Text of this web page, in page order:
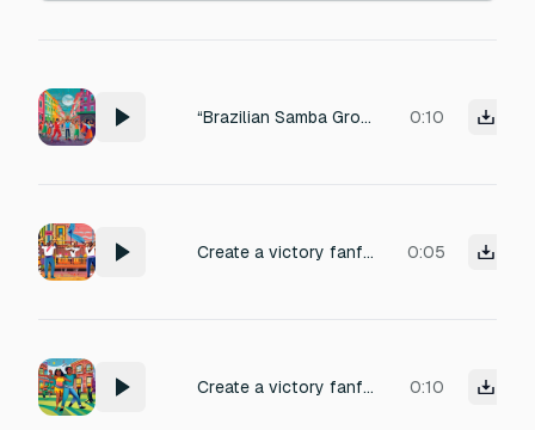
“Brazilian Samba Groove” – Epidemic Sound 0:10
Create a victory fanfare in the style of Final Fantasy victore fanfare, but with a Brazilian samba twist 0:05
Create a victory fanfare in the style of Final Fantasy victore fanfare, but with a Brazilian samba twist 0:10